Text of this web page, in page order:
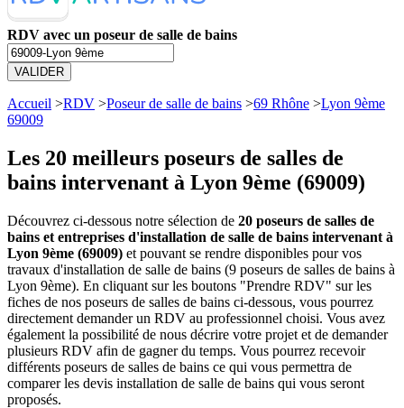
RDV avec un poseur de salle de bains
VALIDER
Accueil >RDV >Poseur de salle de bains >69 Rhône >Lyon 9ème
69009
Les 20 meilleurs poseurs de salles de
bains intervenant à Lyon 9ème (69009)
Découvrez ci-dessous notre sélection de 20 poseurs de salles de
bains et entreprises d'installation de salle de bains intervenant à
Lyon 9ème (69009) et pouvant se rendre disponibles pour vos
travaux d'installation de salle de bains (9 poseurs de salles de bains à
Lyon 9ème). En cliquant sur les boutons "Prendre RDV" sur les
fiches de nos poseurs de salles de bains ci-dessous, vous pourrez
directement demander un RDV au professionnel choisi. Vous avez
également la possibilité de nous décrire votre projet et de demander
plusieurs RDV afin de gagner du temps. Vous pourrez recevoir
différents poseurs de salles de bains ce qui vous permettra de
comparer les devis installation de salle de bains qui vous seront
proposés.